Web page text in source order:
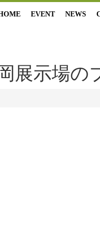
EVENT NEWS
展示場の